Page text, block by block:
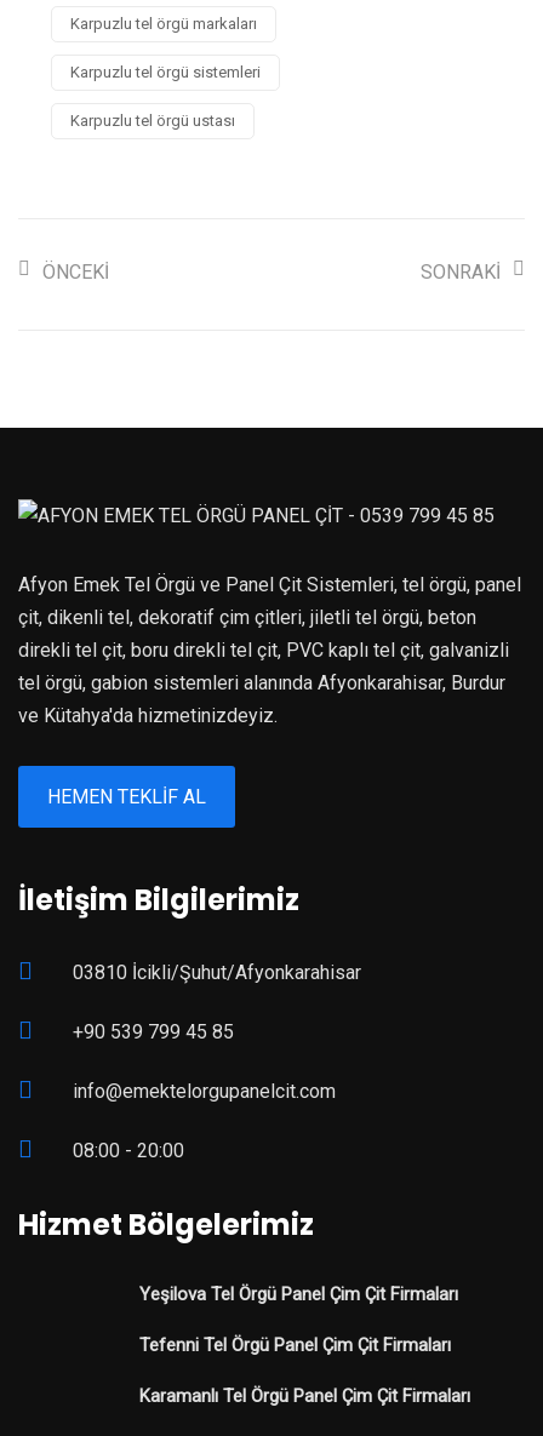
Karpuzlu tel örgü markaları
Karpuzlu tel örgü sistemleri
Karpuzlu tel örgü ustası
ÖNCEKI SONRAKI
Afyon Emek Tel Örgü ve Panel Çit Sistemleri, tel örgü, panel
çit, dikenli tel, dekoratif çim çitleri, jiletli tel örgü, beton
direkli tel çit, boru direkli tel çit, PVC kaplı tel çit, galvanizli
tel örgü, gabion sistemleri alanında Afyonkarahisar, Burdur
ve Kütahya'da hizmetinizdeyiz.
HEMEN TEKLIF AL
İletişim Bilgilerimiz
03810 İcikli/Şuhut/Afyonkarahisar
+90 539 799 45 85
info@emektelorgupanelcit.com
08:00 - 20:00
Hizmet Bölgelerimiz
Yeşilova Tel Örgü Panel Çim Çit Firmaları
Tefenni Tel Örgü Panel Çim Çit Firmaları
Karamanlı Tel Örgü Panel Çim Çit Firmaları